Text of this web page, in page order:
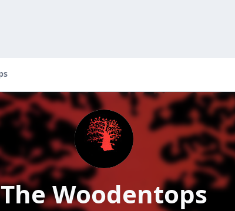
The Woodentops